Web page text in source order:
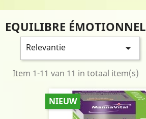
EQUILIBRE ÉMOTIONNEL
Relevantie 
Item 1-11 van 11 in totaal item(s)
NIEUW